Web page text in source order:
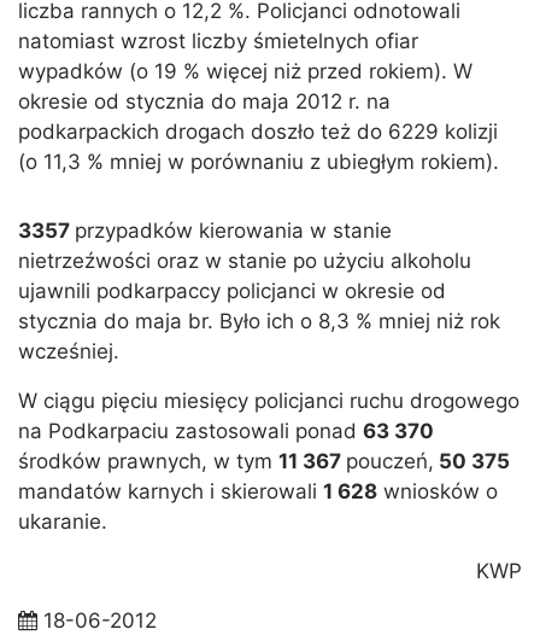
liczba rannych o 12,2 %. Policjanci odnotowali
natomiast wzrost liczby śmietelnych ofiar
wypadków (o 19 % więcej niż przed rokiem). W
okresie od stycznia do maja 2012 r. na
podkarpackich drogach doszło też do 6229 kolizji
(o 11,3 % mniej w porównaniu z ubiegłym rokiem).
3357 przypadków kierowania w stanie
nietrzeźwości oraz w stanie po użyciu alkoholu
ujawnili podkarpaccy policjanci w okresie od
stycznia do maja br. Było ich o 8,3 % mniej niż rok
wcześniej.
W ciągu pięciu miesięcy policjanci ruchu drogowego
na Podkarpaciu zastosowali ponad 63 370
środków prawnych, w tym 11 367 pouczeń, 50 375
mandatów karnych i skierowali 1 628 wniosków o
ukaranie.
KWP
18-06-2012